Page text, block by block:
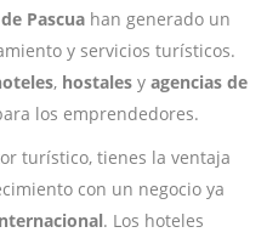
Pascua han generado un
y servicios turísticos.
, hostales y agencias de
los emprendedores.
turístico, tienes la ventaja
con un negocio ya
. Los hoteles